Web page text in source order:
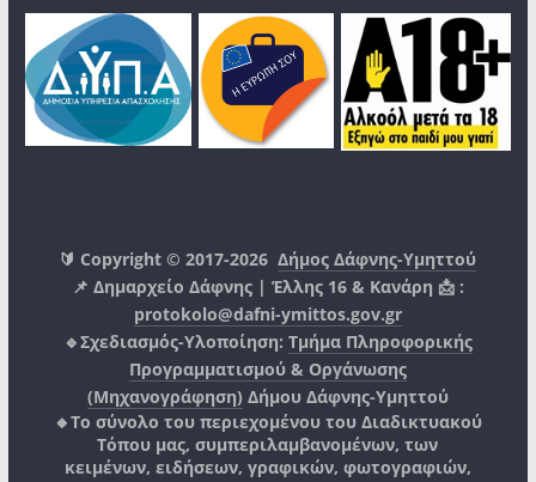
🔰 Copyright © 2017-2026Δήμος Δάφνης-Υμηττού
📌 Δημαρχείο Δάφνης | Έλλης 16 & Κανάρη 📩 :
protokolo@dafni-ymittos.gov.gr
🔹Σχεδιασμός-Υλοποίηση: Τμήμα Πληροφορικής
Προγραμματισμού & Οργάνωσης
(Μηχανογράφηση) Δήμου Δάφνης-Υμηττού
🔸Το σύνολο του περιεχομένου του Διαδικτυακού
Τόπου μας, συμπεριλαμβανομένων, των
κειμένων, ειδήσεων, γραφικών, φωτογραφιών,